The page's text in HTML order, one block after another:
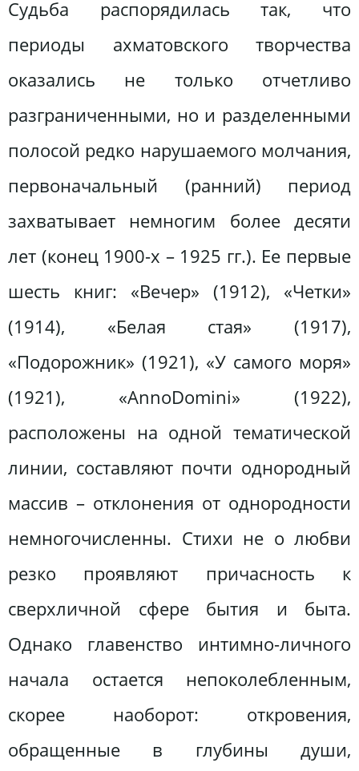
Судьба распорядилась так, что
периоды ахматовского творчества
оказались не только отчетливо
разграниченными, но и разделенными
полосой редко нарушаемого молчания,
первоначальный (ранний) период
захватывает немногим более десяти
лет (конец 1900-х – 1925 гг.). Ее первые
шесть книг: «Вечер» (1912), «Четки»
(1914), «Белая стая» (1917),
«Подорожник» (1921), «У самого моря»
(1921), «AnnoDomini» (1922),
расположены на одной тематической
линии, составляют почти однородный
массив – отклонения от однородности
немногочисленны. Стихи не о любви
резко проявляют причасность к
сверхличной сфере бытия и быта.
Однако главенство интимно-личного
начала остается непоколебленным,
скорее наоборот: откровения,
обращенные в глубины души,